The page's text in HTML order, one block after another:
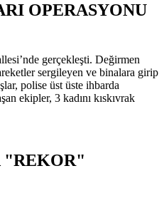
OPERASYONU
gerçekleşti. Değirmen
sergileyen ve binalara girip
polise üst üste ihbarda
ekipler, 3 kadını kıskıvrak
"REKOR"